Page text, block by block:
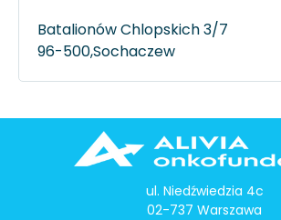
Batalionów Chlopskich 3/7
96-500,Sochaczew
ul. Niedźwiedzia 4c
02-737 Warszawa